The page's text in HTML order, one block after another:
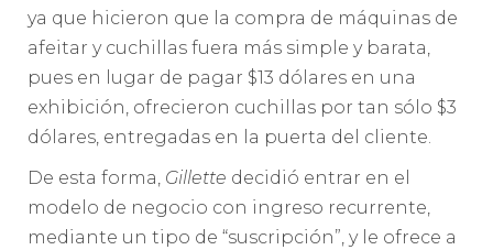
ya que hicieron que la compra de máquinas de
afeitar y cuchillas fuera más simple y barata,
pues en lugar de pagar $13 dólares en una
exhibición, ofrecieron cuchillas por tan sólo $3
dólares, entregadas en la puerta del cliente.
De esta forma, Gillette decidió entrar en el
modelo de negocio con ingreso recurrente,
mediante un tipo de “suscripción”, y le ofrece a